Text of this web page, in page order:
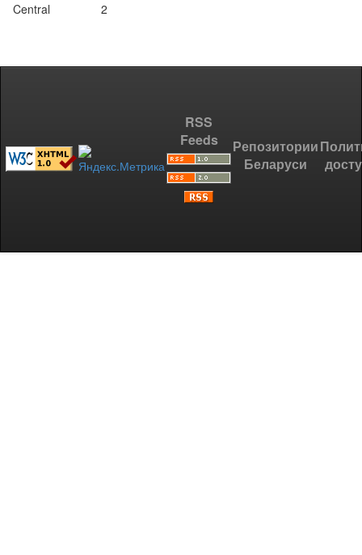
Central
2
RSS
Feeds
Репозитории
Беларуси